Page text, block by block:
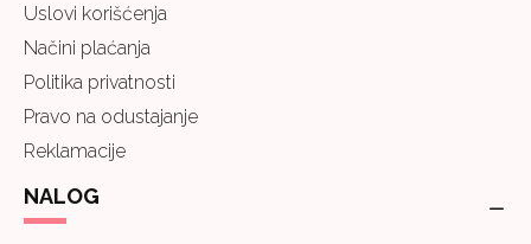
Uslovi korišćenja
Načini plaćanja
Politika privatnosti
Pravo na odustajanje
Reklamacije
NALOG